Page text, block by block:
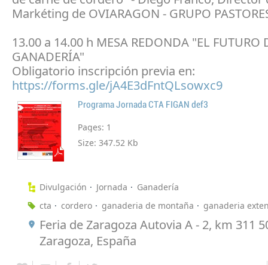
Markéting de OVIARAGON - GRUPO
13.00 a 14.00 h MESA REDONDA "EL FUTURO
GANADERÍA"
Obligatorio inscripción previa en:
https://forms.gle/jA4E3dFntQLsowxc9
Programa Jornada CTA FIGAN def3
Pages: 1
Size: 347.52 Kb
Divulgación Jornada
Ganadería
cta
cordero ganaderia de montaña ganaderia
Feria de Zaragoza Autovia A - 2, km 311
Zaragoza, España